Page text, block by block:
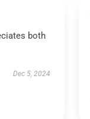
both
Dec 5, 2024